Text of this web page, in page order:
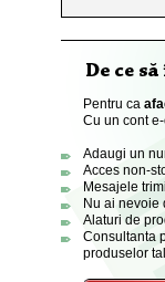
Pentru ca
Cu un cont
Adaugi un
Acces non-
Mesajele
Nu ai nevoie
Alaturi de
Consultanta
produselor